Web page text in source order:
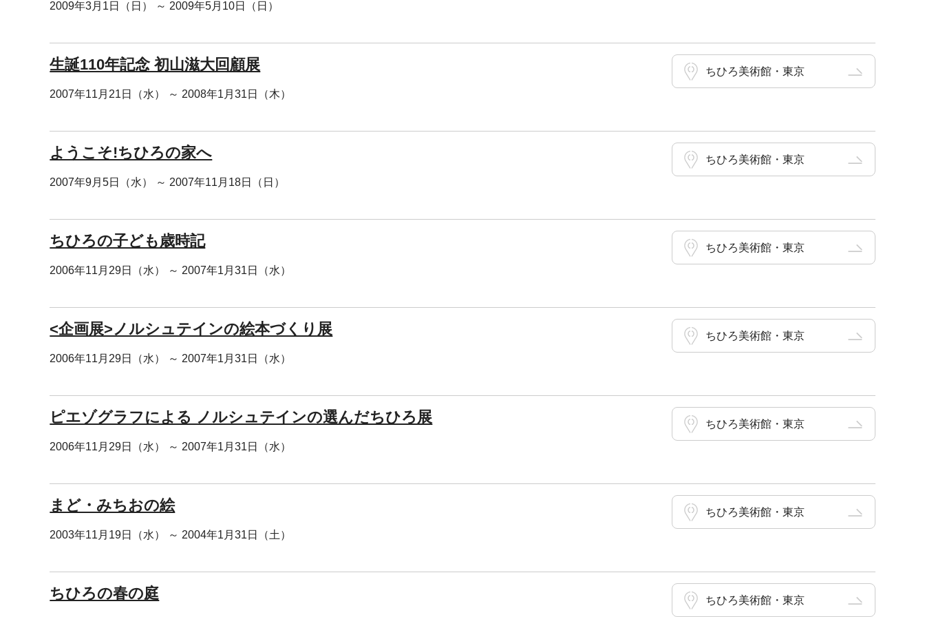
2009年3月1日（日） ～ 2009年5月10日（日）
生誕110年記念 初山滋大回顧展
2007年11月21日（水） ～ 2008年1月31日（木）
ちひろ美術館・東京
ようこそ!ちひろの家へ
2007年9月5日（水） ～ 2007年11月18日（日）
ちひろ美術館・東京
ちひろの子ども歳時記
2006年11月29日（水） ～ 2007年1月31日（水）
ちひろ美術館・東京
<企画展>ノルシュテインの絵本づくり展
2006年11月29日（水） ～ 2007年1月31日（水）
ちひろ美術館・東京
ピエゾグラフによる ノルシュテインの選んだちひろ展
2006年11月29日（水） ～ 2007年1月31日（水）
ちひろ美術館・東京
まど・みちおの絵
2003年11月19日（水） ～ 2004年1月31日（土）
ちひろ美術館・東京
ちひろの春の庭 ちひろ美術館・東京